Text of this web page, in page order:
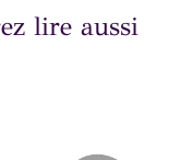
lire aussi